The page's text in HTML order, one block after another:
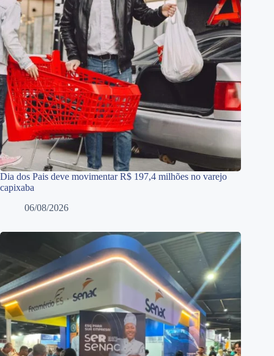
Dia dos Pais deve movimentar R$ 197,4 milhões no varejo
capixaba
06/08/2026